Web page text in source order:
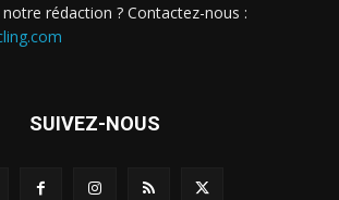
rédaction ? Contactez-nous :
SUIVEZ-NOUS